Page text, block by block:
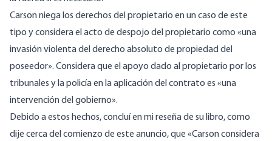
Carson niega los derechos del propietario en un caso de este
tipo y considera el acto de despojo del propietario como «una
invasión violenta del derecho absoluto de propiedad del
poseedor». Considera que el apoyo dado al propietario por los
tribunales y la policía en la aplicación del contrato es «una
intervención del gobierno».
Debido a estos hechos, concluí en mi reseña de su libro, como
dije cerca del comienzo de este anuncio, que «Carson considera